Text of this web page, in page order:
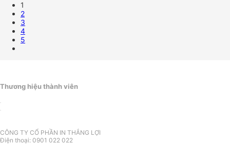
1
2
3
4
5
Thương hiệu thành viên
CÔNG TY CỔ PHẦN IN THẮNG LỢI
Điện thoại: 0901 022 022